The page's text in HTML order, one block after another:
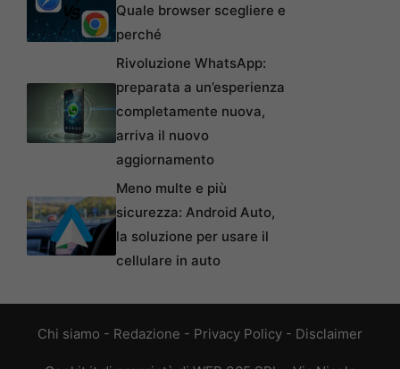
Quale browser scegliere e
perché
Rivoluzione WhatsApp:
preparata a un’esperienza
completamente nuova,
arriva il nuovo
aggiornamento
Meno multe e più
sicurezza: Android Auto,
la soluzione per usare il
cellulare in auto
Chi siamo - Redazione - Privacy Policy - Disclaimer